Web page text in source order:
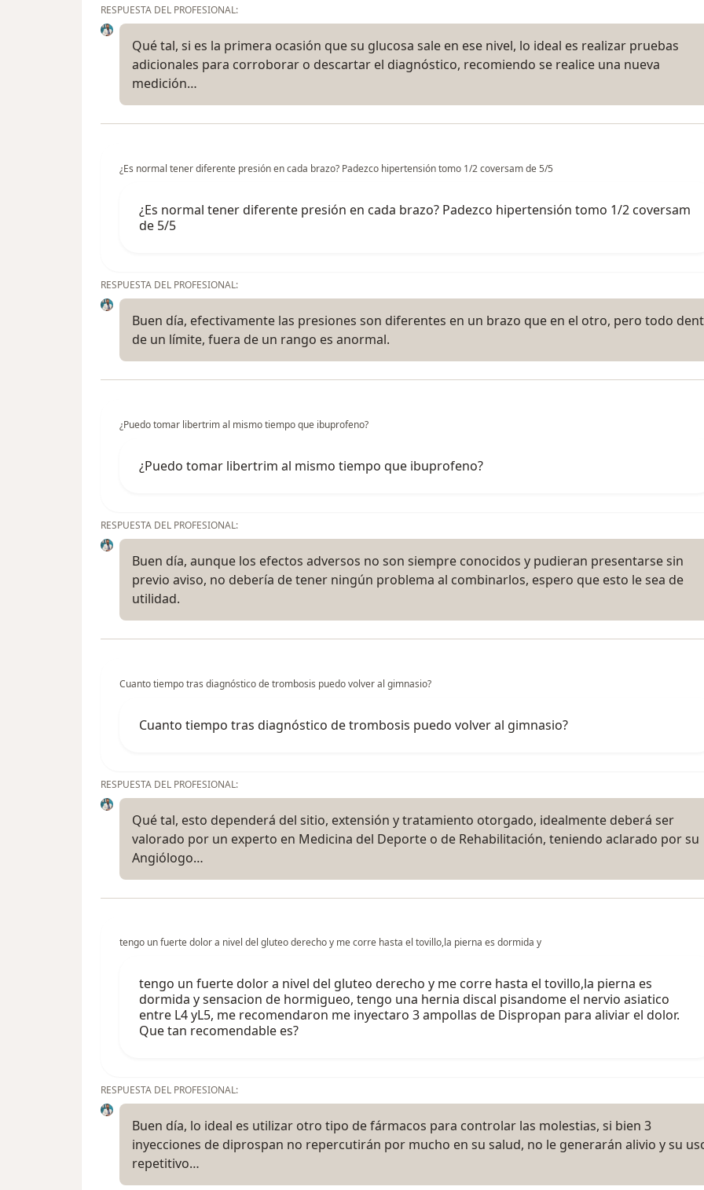
RESPUESTA DEL PROFESIONAL:
Qué tal, si es la primera ocasión que su glucosa sale en ese nivel, lo ideal es realizar pruebas
adicionales para corroborar o descartar el diagnóstico, recomiendo se realice una nueva
medición…
¿Es normal tener diferente presión en cada brazo? Padezco hipertensión tomo 1/2 coversam de 5/5
¿Es normal tener diferente presión en cada brazo? Padezco hipertensión tomo 1/2 coversam
de 5/5
RESPUESTA DEL PROFESIONAL:
Buen día, efectivamente las presiones son diferentes en un brazo que en el otro, pero todo
de un límite, fuera de un rango es anormal.
¿Puedo tomar libertrim al mismo tiempo que ibuprofeno?
¿Puedo tomar libertrim al mismo tiempo que ibuprofeno?
RESPUESTA DEL PROFESIONAL:
Buen día, aunque los efectos adversos no son siempre conocidos y pudieran presentarse sin
previo aviso, no debería de tener ningún problema al combinarlos, espero que esto le sea de
utilidad.
Cuanto tiempo tras diagnóstico de trombosis puedo volver al gimnasio?
Cuanto tiempo tras diagnóstico de trombosis puedo volver al gimnasio?
RESPUESTA DEL PROFESIONAL:
Qué tal, esto dependerá del sitio, extensión y tratamiento otorgado, idealmente deberá ser
valorado por un experto en Medicina del Deporte o de Rehabilitación, teniendo aclarado por su
Angiólogo…
tengo un fuerte dolor a nivel del gluteo derecho y me corre hasta el tovillo,la pierna es dormida y
tengo un fuerte dolor a nivel del gluteo derecho y me corre hasta el tovillo,la pierna es
dormida y sensacion de hormigueo, tengo una hernia discal pisandome el nervio asiatico
entre L4 yL5, me recomendaron me inyectaro 3 ampollas de Dispropan para aliviar el dolor.
Que tan recomendable es?
RESPUESTA DEL PROFESIONAL:
Buen día, lo ideal es utilizar otro tipo de fármacos para controlar las molestias, si bien 3
inyecciones de diprospan no repercutirán por mucho en su salud, no le generarán alivio y su
repetitivo…